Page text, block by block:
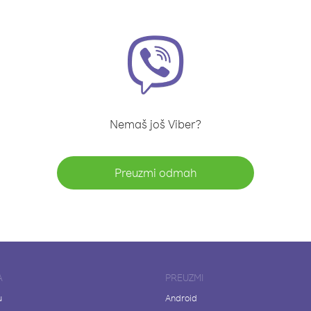
Nemaš još Viber?
Preuzmi odmah
PREUZMI
Android